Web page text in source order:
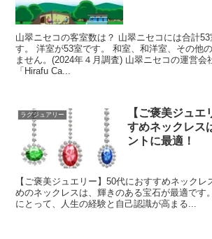
山翠ニセコの客室数は？ 山翠ニセコには合計53
す。 洋室が53室です。 和室、和洋室、その他
ません。(2024年４月調査) 山翠ニセコの運営会
「Hirafu Ca...
ラグジュアリー
【ご褒美ジュ
すめネックレス
ントに最適！
【ご褒美ジュエリー】50代におすすめネックレ
めのネックレスは、輝きのある宝石が最適です
にとって、人生の経験と自己認識が高まる...